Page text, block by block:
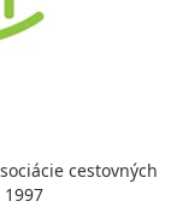
cestovných